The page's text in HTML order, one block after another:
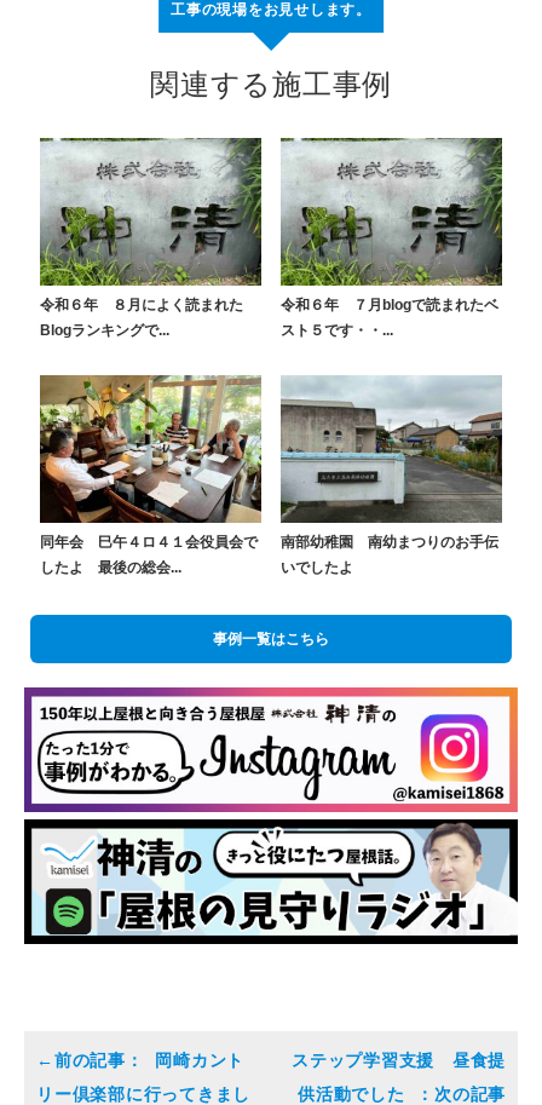
工事の現場をお見せします。
関連する施工事例
令和６年 ８月によく読まれた
Blogランキングで...
令和６年 ７月blogで読まれたベ
スト５です・・...
同年会 巳午４ロ４１会役員会で
したよ 最後の総会...
南部幼稚園 南幼まつりのお手伝
いでしたよ
事例一覧はこちら
岡崎カント
リー倶楽部に行ってきまし
ステップ学習支援 昼食提
供活動でした